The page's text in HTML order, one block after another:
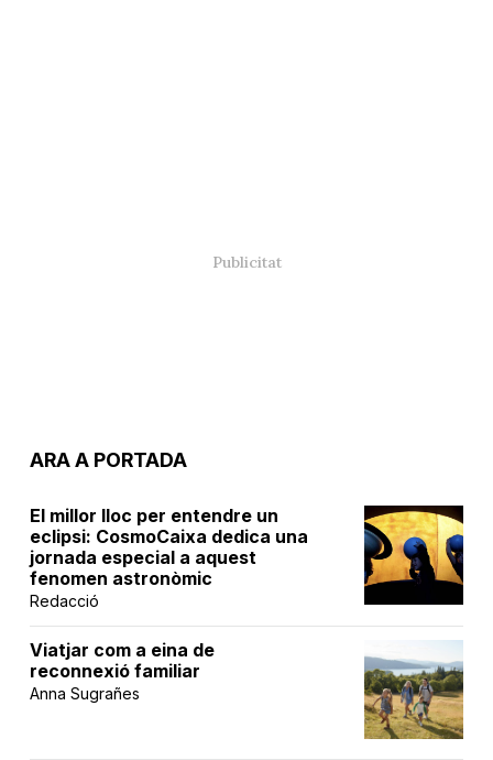
ARA A PORTADA
El millor lloc per entendre un
eclipsi: CosmoCaixa dedica una
jornada especial a aquest
fenomen astronòmic
Redacció
Viatjar com a eina de
reconnexió familiar
Anna Sugrañes